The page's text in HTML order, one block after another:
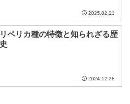
2025.02.21
リベリカ種の特徴と知られざる歴
史
2024.12.28